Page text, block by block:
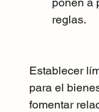
reglas.
Establecer
para el
fomentar